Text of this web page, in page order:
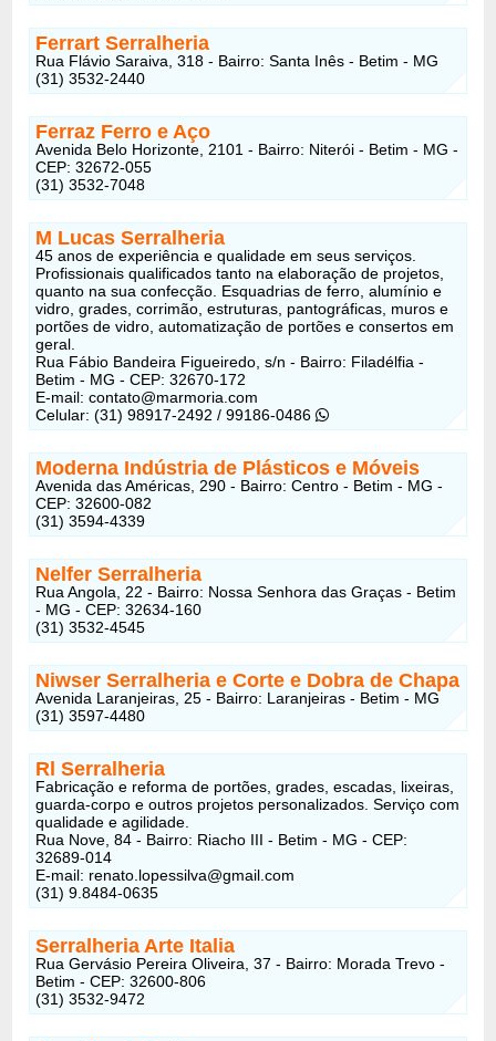
Ferrart Serralheria
Rua Flávio Saraiva, 318 - Bairro: Santa Inês - Betim - MG
(31) 3532-2440
Ferraz Ferro e Aço
Avenida Belo Horizonte, 2101 - Bairro: Niterói - Betim - MG -
CEP: 32672-055
(31) 3532-7048
M Lucas Serralheria
45 anos de experiência e qualidade em seus serviços.
Profissionais qualificados tanto na elaboração de projetos,
quanto na sua confecção. Esquadrias de ferro, alumínio e
vidro, grades, corrimão, estruturas, pantográficas, muros e
portões de vidro, automatização de portões e consertos em
geral.
Rua Fábio Bandeira Figueiredo, s/n - Bairro: Filadélfia -
Betim - MG - CEP: 32670-172
E-mail:contato@marmoria.com
Celular: (31) 98917-2492 / 99186-0486
Moderna Indústria de Plásticos e Móveis
Avenida das Américas, 290 - Bairro: Centro - Betim - MG -
CEP: 32600-082
(31) 3594-4339
Nelfer Serralheria
Rua Angola, 22 - Bairro: Nossa Senhora das Graças - Betim
- MG - CEP: 32634-160
(31) 3532-4545
Niwser Serralheria e Corte e Dobra de Chapa
Avenida Laranjeiras, 25 - Bairro: Laranjeiras - Betim - MG
(31) 3597-4480
Rl Serralheria
Fabricação e reforma de portões, grades, escadas, lixeiras,
guarda-corpo e outros projetos personalizados. Serviço com
qualidade e agilidade.
Rua Nove, 84 - Bairro: Riacho III - Betim - MG - CEP:
32689-014
E-mail: renato.lopessilva@gmail.com
(31) 9.8484-0635
Serralheria Arte Italia
Rua Gervásio Pereira Oliveira, 37 - Bairro: Morada Trevo -
Betim - CEP: 32600-806
(31) 3532-9472